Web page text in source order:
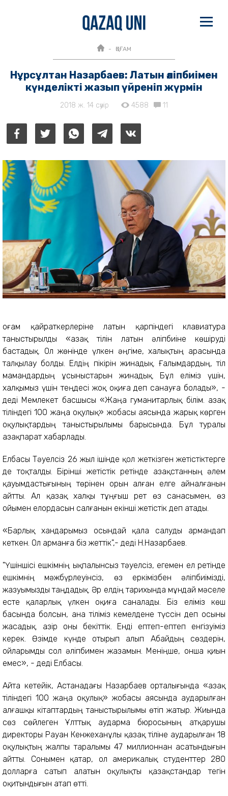
ҚОҒАМ
Нұрсұлтан Назарбаев: Латын әліпбиімен
күнделікті жазып үйреніп жүрмін
2018 ж. 14 сәуір 4588 11
Қоғам қайраткерлеріне латын қарпіндегі клавиатура
таныстырылды «Қазақ тілін латын әліпбиіне көшіруді
бастадық. Ол жөнінде үлкен әңгіме, халықтың арасында
талқылау болды. Елдің пікірін жинадық. Ғалымдардың, тіл
мамандардың ұсыныстарын жинадық. Бұл еліміз үшін,
халқымыз үшін теңдесі жоқ оқиға деп санауға болады», -
деді Мемлекет басшысы «Жаңа гуманитарлық білім. Қазақ
тіліндегі 100 жаңа оқулық» жобасы аясында жарық көрген
оқулықтардың таныстырылымы барысында. Бұл туралы
Қазақпарат хабарлады.
Елбасы Тәуелсіз 26 жыл ішінде қол жеткізген жетістіктерге
де тоқталды. Бірінші жетістік ретінде Қазақстанның әлем
қауымдастығының төрінен орын алған елге айналғанын
айтты. Ал қазақ халқы тұңғыш рет өз санасымен, өз
ойымен елордасын салғанын екінші жетістік деп атады.
«Барлық хандарымыз осындай қала салуды армандап
кеткен. Ол арманға біз жеттік",- деді Н.Назарбаев.
"Үшіншісі ешкімнің ықпалынсыз тәуелсіз, егемен ел ретінде
ешкімнің мәжбүрлеуінсіз, өз еркімізбен әліпбиімізді,
жазуымызды таңдадық. Әр елдің тарихында мұндай мәселе
есте қаларлық үлкен оқиға саналады. Біз еліміз көш
басында болсын, ана тіліміз кемелдене түссін деп осыны
жасадық. Қазір оны бекіттік. Енді ептеп-ептеп енгізуіміз
керек. Өзімде күнде отырып алып Абайдың сөздерін,
ойларымды сол әліпбимен жазамын. Меніңше, онша қиын
емес», - деді Елбасы.
Айта кетейік, Астанадағы Назарбаев орталығында «Қазақ
тіліндегі 100 жаңа оқулық» жобасы аясында аударылған
алғашқы кітаптардың таныстырылымы өтіп жатыр. Жиында
сөз сөйлеген Ұлттық аударма бюросының атқарушы
директоры Рауан Кенжеханұлы қазақ тіліне аударылған 18
оқулықтың жалпы таралымы 47 миллионнан асатындығын
айтты. Сонымен қатар, ол америкалық студенттер 280
долларға сатып алатын оқулықты қазақстандар тегін
оқитындығын атап өтті.